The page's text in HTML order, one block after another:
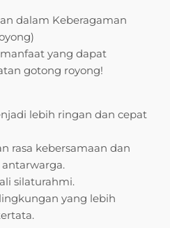
dalam Keberagaman
yang dapat
gotong royong!
lebih ringan dan cepat
rasa kebersamaan dan
silaturahmi.
yang lebih